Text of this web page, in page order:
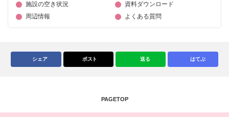
施設の空き状況
資料ダウンロード
周辺情報
よくある質問
シェア ポスト 送る はてぶ
PAGETOP